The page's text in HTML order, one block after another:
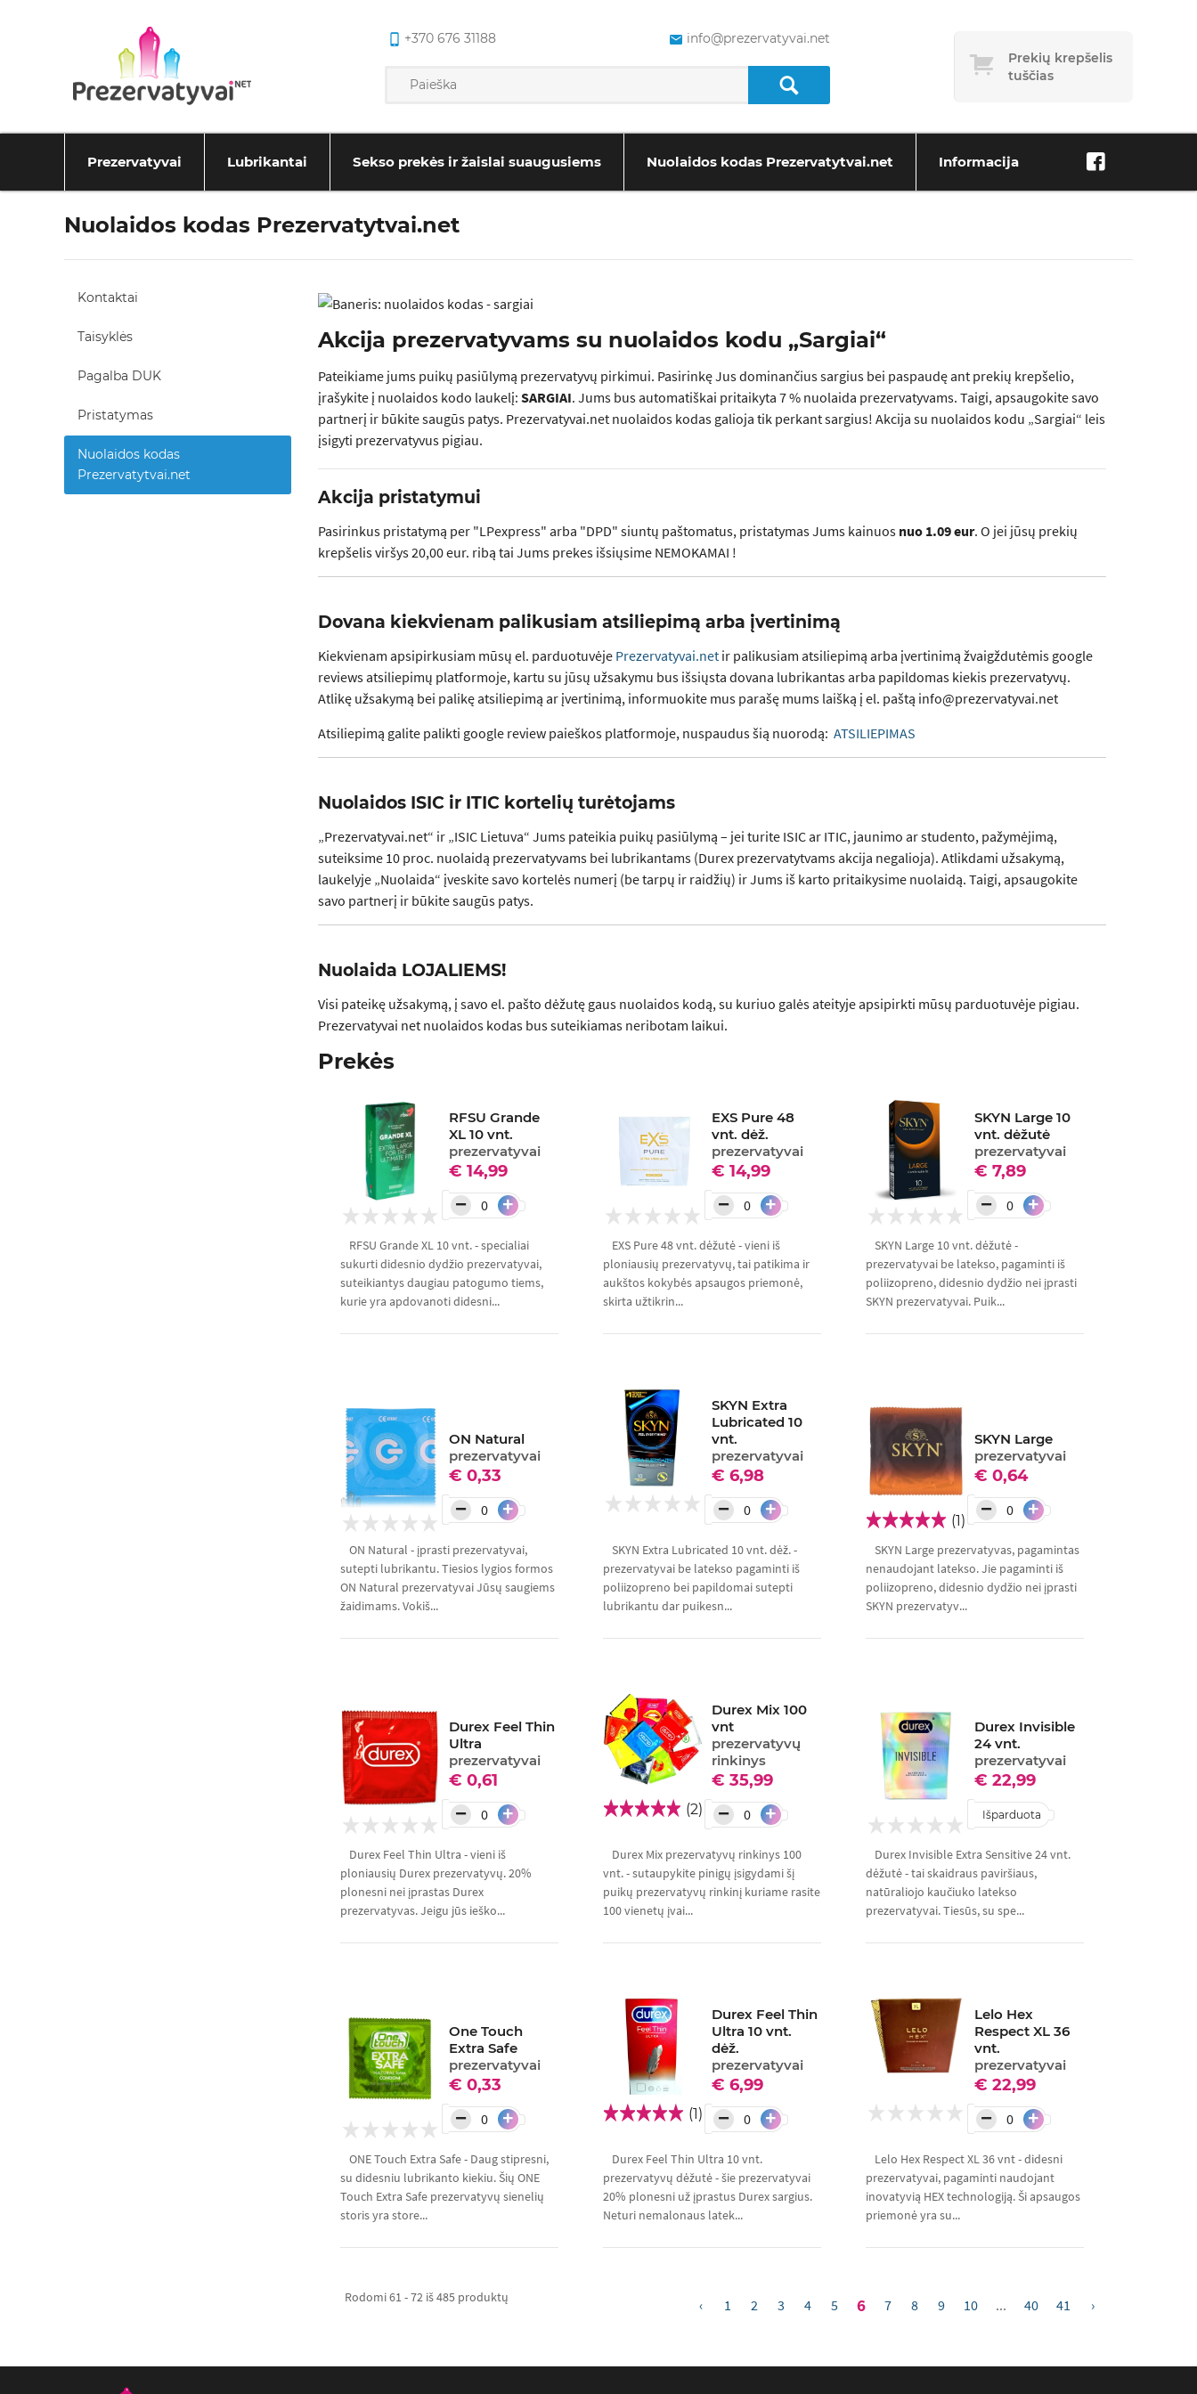
+370 676 31188
info@prezervatyvai.net
Prekių krepšelis
tuščias
Prezervatyvai Lubrikantai Sekso prekės ir žaislai suaugusiems Nuolaidos kodas Prezervatytvai.net Informacija
Nuolaidos kodas Prezervatytvai.net
Kontaktai
Taisyklės
Pagalba DUK
Pristatymas
Nuolaidos kodas
Prezervatytvai.net
Akcija prezervatyvams su nuolaidos kodu „Sargiai“
Pateikiame jums puikų pasiūlymą prezervatyvų pirkimui. Pasirinkę Jus dominančius sargius bei paspaudę ant prekių krepšelio,
įrašykite į nuolaidos kodo laukelį: SARGIAI. Jums bus automatiškai pritaikyta 7 % nuolaida prezervatyvams. Taigi, apsaugokite savo
partnerį ir būkite saugūs patys. Prezervatyvai.net nuolaidos kodas galioja tik perkant sargius! Akcija su nuolaidos kodu „Sargiai“ leis
įsigyti prezervatyvus pigiau.
Akcija pristatymui
Pasirinkus pristatymą per "LPexpress" arba "DPD" siuntų paštomatus, pristatymas Jums kainuos nuo 1.09 eur. O jei jūsų prekių
krepšelis viršys 20,00 eur. ribą tai Jums prekes išsiųsime NEMOKAMAI !
Dovana kiekvienam palikusiam atsiliepimą arba įvertinimą
Kiekvienam apsipirkusiam mūsų el. parduotuvėje Prezervatyvai.net ir palikusiam atsiliepimą arba įvertinimą žvaigždutėmis google
reviews atsiliepimų platformoje, kartu su jūsų užsakymu bus išsiųsta dovana lubrikantas arba papildomas kiekis prezervatyvų.
Atlikę užsakymą bei palikę atsiliepimą ar įvertinimą, informuokite mus parašę mums laišką į el. paštą info@prezervatyvai.net
Atsiliepimą galite palikti google review paieškos platformoje, nuspaudus šią nuorodą: ATSILIEPIMAS
Nuolaidos ISIC ir ITIC kortelių turėtojams
„Prezervatyvai.net“ ir „ISIC Lietuva“ Jums pateikia puikų pasiūlymą – jei turite ISIC ar ITIC, jaunimo ar studento, pažymėjimą,
suteiksime 10 proc. nuolaidą prezervatyvams bei lubrikantams (Durex prezervatytvams akcija negalioja). Atlikdami užsakymą,
laukelyje „Nuolaida“ įveskite savo kortelės numerį (be tarpų ir raidžių) ir Jums iš karto pritaikysime nuolaidą. Taigi, apsaugokite
savo partnerį ir būkite saugūs patys.
Nuolaida LOJALIEMS!
Visi pateikę užsakymą, į savo el. pašto dėžutę gaus nuolaidos kodą, su kuriuo galės ateityje apsipirkti mūsų parduotuvėje pigiau.
Prezervatyvai net nuolaidos kodas bus suteikiamas neribotam laikui.
Prekės
RFSU Grande
XL 10 vnt.
prezervatyvai
€ 14,99
− +
RFSU Grande XL 10 vnt. - specialiai
sukurti didesnio dydžio prezervatyvai,
suteikiantys daugiau patogumo tiems,
kurie yra apdovanoti didesni...
EXS Pure 48
vnt. dėž.
prezervatyvai
€ 14,99
− +
EXS Pure 48 vnt. dėžutė - vieni iš
ploniausių prezervatyvų, tai patikima ir
aukštos kokybės apsaugos priemonė,
skirta užtikrin...
SKYN Large 10
vnt. dėžutė
prezervatyvai
€ 7,89
− +
SKYN Large 10 vnt. dėžutė -
prezervatyvai be latekso, pagaminti iš
poliizopreno, didesnio dydžio nei įprasti
SKYN prezervatyvai. Puik...
ON Natural
prezervatyvai
€ 0,33
− +
ON Natural - įprasti prezervatyvai,
sutepti lubrikantu. Tiesios lygios formos
ON Natural prezervatyvai Jūsų saugiems
žaidimams. Vokiš...
SKYN Extra
Lubricated 10
vnt.
prezervatyvai
€ 6,98
− +
SKYN Extra Lubricated 10 vnt. dėž. -
prezervatyvai be latekso pagaminti iš
poliizopreno bei papildomai sutepti
lubrikantu dar puikesn...
(1)
SKYN Large
prezervatyvai
€ 0,64
− +
SKYN Large prezervatyvas, pagamintas
nenaudojant latekso. Jie pagaminti iš
poliizopreno, didesnio dydžio nei įprasti
SKYN prezervatyv...
Durex Feel Thin
Ultra
prezervatyvai
€ 0,61
− +
Durex Feel Thin Ultra - vieni iš
ploniausių Durex prezervatyvų. 20%
plonesni nei įprastas Durex
prezervatyvas. Jeigu jūs ieško...
(2)
Durex Mix 100
vnt
prezervatyvų
rinkinys
€ 35,99
− +
Durex Mix prezervatyvų rinkinys 100
vnt. - sutaupykite pinigų įsigydami šį
puikų prezervatyvų rinkinį kuriame rasite
100 vienetų įvai...
Durex Invisible
24 vnt.
prezervatyvai
€ 22,99
Išparduota
Durex Invisible Extra Sensitive 24 vnt.
dėžutė - tai skaidraus paviršiaus,
natūraliojo kaučiuko latekso
prezervatyvai. Tiesūs, su spe...
One Touch
Extra Safe
prezervatyvai
€ 0,33
− +
ONE Touch Extra Safe - Daug stipresni,
su didesniu lubrikanto kiekiu. Šių ONE
Touch Extra Safe prezervatyvų sienelių
storis yra store...
(1)
Durex Feel Thin
Ultra 10 vnt.
dėž.
prezervatyvai
€ 6,99
− +
Durex Feel Thin Ultra 10 vnt.
prezervatyvų dėžutė - šie prezervatyvai
20% plonesni už įprastus Durex sargius.
Neturi nemalonaus latek...
Lelo Hex
Respect XL 36
vnt.
prezervatyvai
€ 22,99
− +
Lelo Hex Respect XL 36 vnt - didesni
prezervatyvai, pagaminti naudojant
inovatyvią HEX technologiją. Ši apsaugos
priemonė yra su...
Rodomi 61 - 72 iš 485 produktų ‹ 1 2 3 4 5 6 7 8 9 10 ... 40 41 ›